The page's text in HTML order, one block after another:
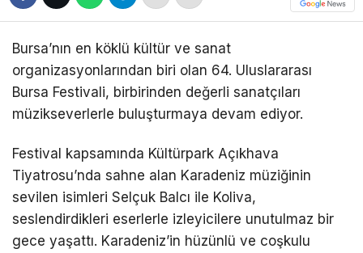
Bursa’nın en köklü kültür ve sanat
organizasyonlarından biri olan 64. Uluslararası
Bursa Festivali, birbirinden değerli sanatçıları
müzikseverlerle buluşturmaya devam ediyor.
Festival kapsamında Kültürpark Açıkhava
Tiyatrosu’nda sahne alan Karadeniz müziğinin
sevilen isimleri Selçuk Balcı ile Koliva,
seslendirdikleri eserlerle izleyicilere unutulmaz bir
gece yaşattı. Karadeniz’in hüzünlü ve coşkulu